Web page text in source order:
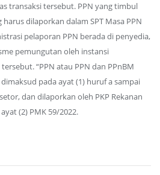
transaksi tersebut. PPN yang timbul
dilaporkan dalam SPT Masa PPN
pelaporan PPN berada di penyedia,
pemungutan oleh instansi
“PPN atau PPN dan PPnBM
pada ayat (1) huruf a sampai
dan dilaporkan oleh PKP Rekanan
(2) PMK 59/2022.